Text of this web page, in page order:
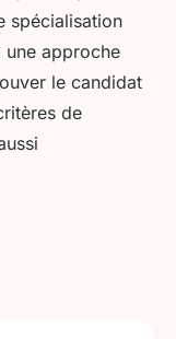
spécialisation
une approche
le candidat
de